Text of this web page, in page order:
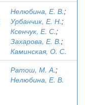
Нелюбина, Е. В.;
Урбанчик, Е. Н.;
Ксенчук, Е. С.;
Захарова, Е. В.;
Каминская, О. С.
Ратош, М. А.;
Нелюбина, Е. В.